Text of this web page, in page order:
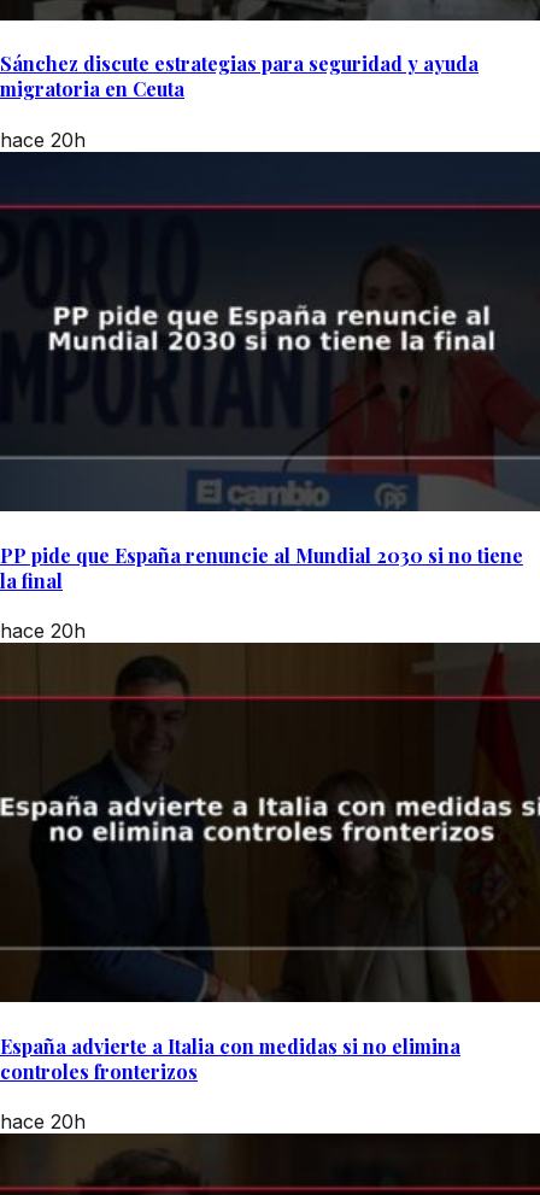
Sánchez discute estrategias para seguridad y ayuda
migratoria en Ceuta
hace 20h
PP pide que España renuncie al Mundial 2030 si no tiene
la final
hace 20h
España advierte a Italia con medidas si no elimina
controles fronterizos
hace 20h